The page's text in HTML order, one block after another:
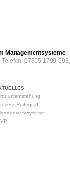
Managementsysteme
07305 1799-
Reifegrad